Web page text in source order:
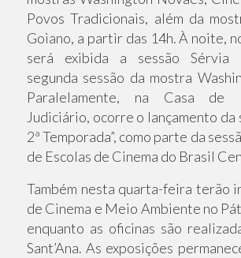
Povos Tradicionais, além da
Goiano, a partir das 14h. À noite,
será exibida a sessão Sérvia
segunda sessão da mostra
Paralelamente, na Casa de
Judiciário, ocorre o lançamento da
2ª Temporada”, como parte da
de Escolas de Cinema do Brasil
Também nesta quarta-feira terão
de Cinema e Meio Ambiente no
enquanto as oficinas são
Sant’Ana. As exposições